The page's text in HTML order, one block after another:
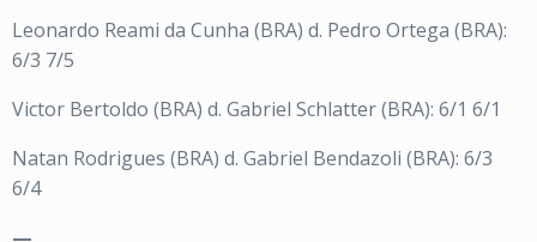
Leonardo Reami da Cunha (BRA) d. Pedro Ortega (BRA):
6/3 7/5
Victor Bertoldo (BRA) d. Gabriel Schlatter (BRA): 6/1 6/1
Natan Rodrigues (BRA) d. Gabriel Bendazoli (BRA): 6/3
6/4